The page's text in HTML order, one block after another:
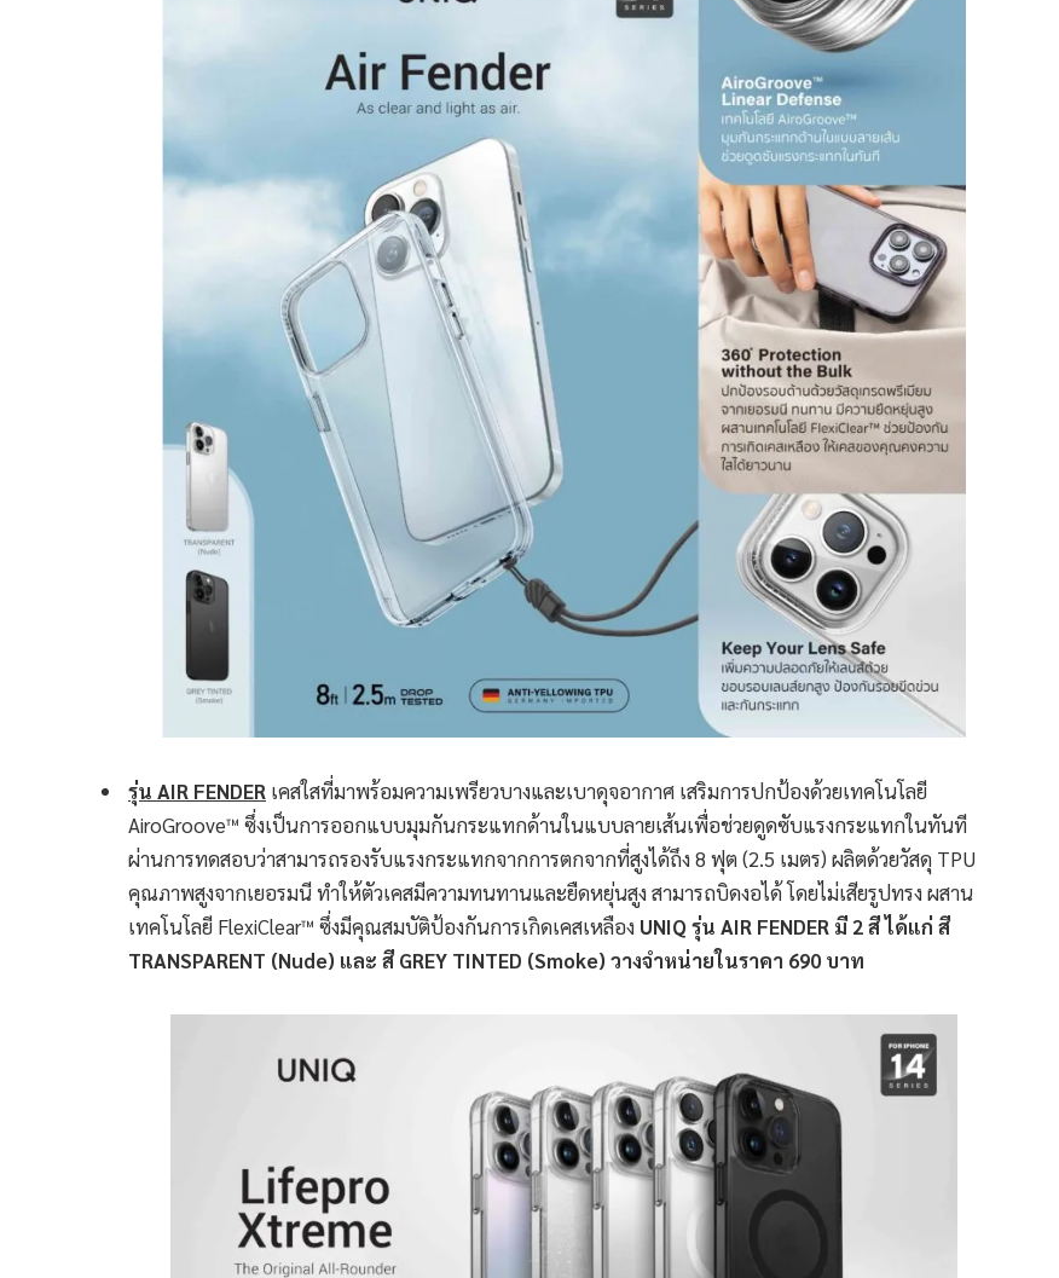
รุ่น AIR FENDER เคสใสที่มาพร้อมความเพรียวบางและเบาดุจอากาศ เสริมการปกป้องด้วยเทคโนโลยี
AiroGroove™ ซึ่งเป็นการออกแบบมุมกันกระแทกด้านในแบบลายเส้นเพื่อช่วยดูดซับแรงกระแทกในทันที
ผ่านการทดสอบว่าสามารถรองรับแรงกระแทกจากการตกจากที่สูงได้ถึง 8 ฟุต (2.5 เมตร) ผลิตด้วยวัสดุ TPU
คุณภาพสูงจากเยอรมนี ทำให้ตัวเคสมีความทนทานและยืดหยุ่นสูง สามารถบิดงอได้ โดยไม่เสียรูปทรง ผสาน
เทคโนโลยี FlexiClear™ ซึ่งมีคุณสมบัติป้องกันการเกิดเคสเหลือง UNIQ รุ่น AIR FENDER มี 2 สี ได้แก่ สี
TRANSPARENT (Nude) และ สี GREY TINTED (Smoke) วางจำหน่ายในราคา 690 บาท